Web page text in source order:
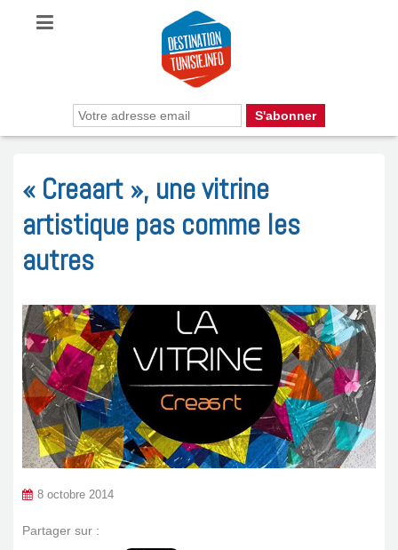
« Creaart », une vitrine
artistique pas comme les
autres
8 octobre 2014
Partager sur :